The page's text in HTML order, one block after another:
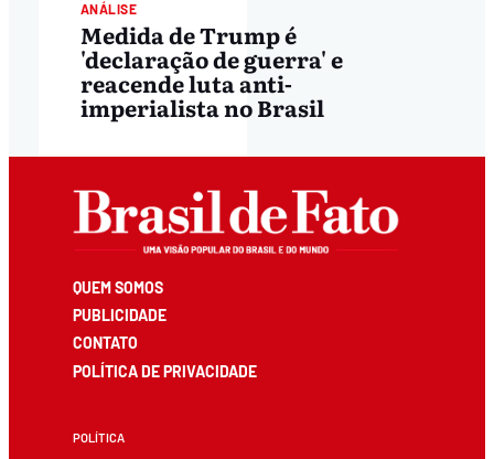
ANÁLISE
Medida de Trump é
'declaração de guerra' e
reacende luta anti-
imperialista no Brasil
QUEM SOMOS
PUBLICIDADE
CONTATO
POLÍTICA DE PRIVACIDADE
POLÍTICA